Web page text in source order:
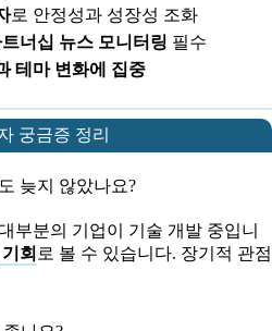
로 안정성과 성장성 조화
너십 뉴스 모니터링 필수
테마 변화에 집중
궁금증 정리
늦지 않았나요?
부분의 기업이 기술 개발 중입니
회 로 볼 수 있습니다. 장기적 관점